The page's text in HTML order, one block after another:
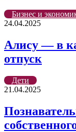
Бизнес и
24.04.2025
Алису — в
отпуск
Дети
21.04.2025